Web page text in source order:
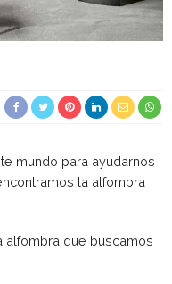
mundo para ayudarnos
la alfombra
alfombra que buscamos